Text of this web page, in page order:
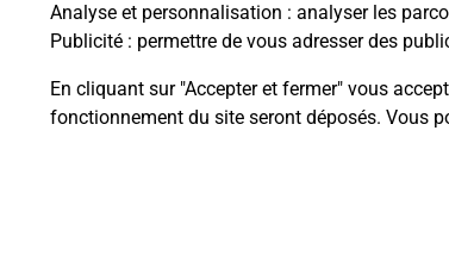
Analyse et personnalisation : analyser les
Publicité : permettre de vous adresser des
En cliquant sur "Accepter et fermer" vous
fonctionnement du site seront déposés. Vous
Questions
Comment retourner un